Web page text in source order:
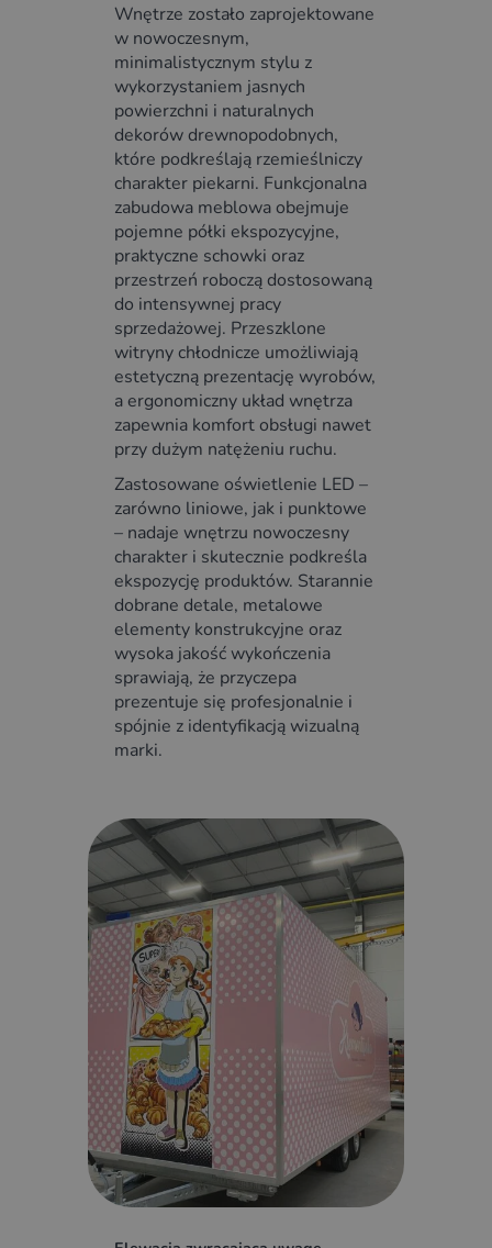
Wnętrze zostało zaprojektowane
w nowoczesnym,
minimalistycznym stylu z
wykorzystaniem jasnych
powierzchni i naturalnych
dekorów drewnopodobnych,
które podkreślają rzemieślniczy
charakter piekarni. Funkcjonalna
zabudowa meblowa obejmuje
pojemne półki ekspozycyjne,
praktyczne schowki oraz
przestrzeń roboczą dostosowaną
do intensywnej pracy
sprzedażowej. Przeszklone
witryny chłodnicze umożliwiają
estetyczną prezentację wyrobów,
a ergonomiczny układ wnętrza
zapewnia komfort obsługi nawet
przy dużym natężeniu ruchu.
Zastosowane oświetlenie LED –
zarówno liniowe, jak i punktowe
– nadaje wnętrzu nowoczesny
charakter i skutecznie podkreśla
ekspozycję produktów. Starannie
dobrane detale, metalowe
elementy konstrukcyjne oraz
wysoka jakość wykończenia
sprawiają, że przyczepa
prezentuje się profesjonalnie i
spójnie z identyfikacją wizualną
marki.